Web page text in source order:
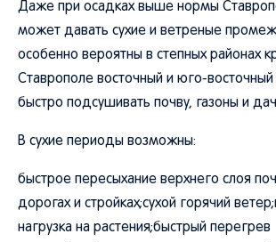
Даже при осадках выше нормы
может давать сухие и ветреные
особенно вероятны в степных районах
Ставрополе восточный и юго-
быстро подсушивать почву, газоны и
В сухие периоды возможны:
быстрое пересыхание верхнего слоя
дорогах и стройках;сухой горячий
нагрузка на растения;быстрый перегрев